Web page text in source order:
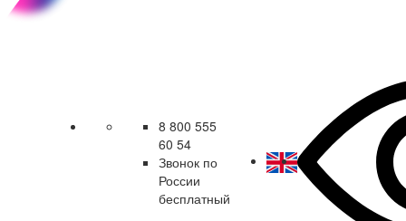
8 800 555
60 54
Звонок по
России
бесплатный